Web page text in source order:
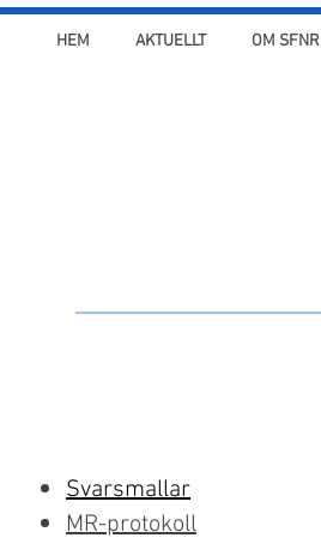
HEM AKTUELLT OM SFNR
Svarsmallar
MR-protokoll